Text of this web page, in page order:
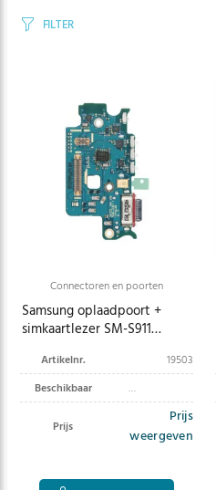
FILTER
Connectoren en poorten
Samsung oplaadpoort +
simkaartlezer SM-S911
Artikelnr.
19503
Beschikbaar
Prijs
Prijs
weergeven